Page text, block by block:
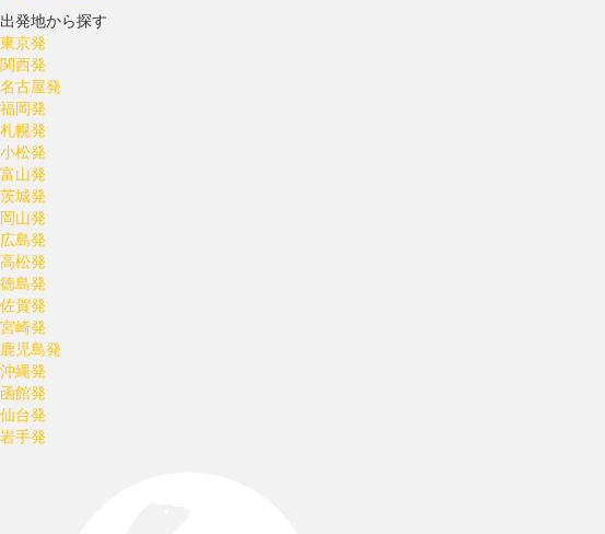
出発地から探す
東京発
関西発
名古屋発
福岡発
札幌発
小松発
富山発
茨城発
岡山発
広島発
高松発
徳島発
佐賀発
宮崎発
鹿児島発
沖縄発
函館発
仙台発
岩手発